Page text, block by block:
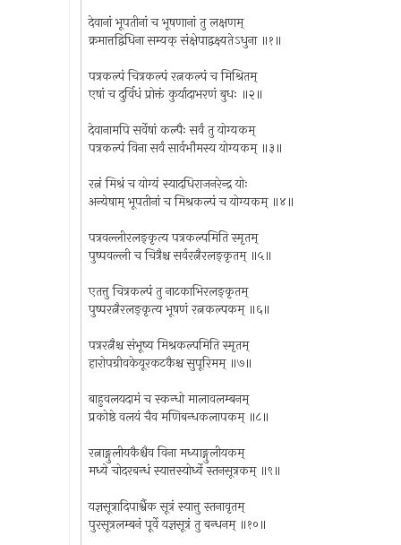
देवानां भूपतीनां च भूषणानां तु लक्षणम्
क्रमात्तद्विधिना सम्यक् संक्षेपाद्वक्ष्यतेऽधुना ॥१॥
पत्रकल्पं चित्रकल्पं रत्नकल्पं च मिश्रितम्
एषां च दुर्विधं प्रोक्तं कुर्यादाभरणं बुधः ॥२॥
देवानामपि सर्वेषां कल्पैः सर्वं तु योग्यकम्
पत्रकल्पं विना सर्वं सार्वभौमस्य योग्यकम् ॥३॥
रत्नं मिश्रं च योग्यं स्यादधिराजनरेन्द्र योः
अन्येषाम् भूपतीनां च मिश्रकल्पं च योग्यकम् ॥४॥
पत्रवल्लीरलङ्कृत्य पत्रकल्पमिति स्मृतम्
पुष्पवल्ली च चित्रैश्च सर्वरत्नैरलङ्कृतम् ॥५॥
एतत्तु चित्रकल्पं तु नाटकाभिरलङ्कृतम्
पुष्परत्नैरलङ्कृत्य भूषणं रत्नकल्पकम् ॥६॥
पत्ररत्नैश्च संभूष्य मिश्रकल्पमिति स्मृतम्
हारोपग्रीवकेयूरकटकैश्च सुपूरिमम् ॥७॥
बाहुवलयदामं च स्कन्धो मालावलम्बनम्
प्रकोष्ठे वलयं चैव मणिबन्धकलापकम् ॥८॥
रत्नाङ्गुलीयकैश्चैव विना मध्याङ्गुलीयकम्
मध्ये चोदरबन्धं स्यात्तस्योर्ध्वे स्तनसूत्रकम् ॥९॥
यज्ञसूत्रादिपार्श्वैक सूत्रं स्यात्तु स्तनावृतम्
पुरसूत्रलम्बनं पूर्वे यज्ञसूत्रं तु बन्धनम् ॥१०॥